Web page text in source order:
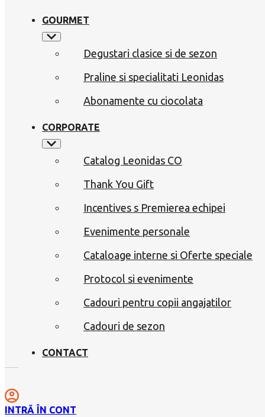
GOURMET
Degustari clasice si de sezon
Praline si specialitati Leonidas
Abonamente cu ciocolata
CORPORATE
Catalog Leonidas CO
Thank You Gift
Incentives s Premierea echipei
Evenimente personale
Cataloage interne si Oferte speciale
Protocol si evenimente
Cadouri pentru copii angajatilor
Cadouri de sezon
CONTACT
INTRĂ ÎN CONT